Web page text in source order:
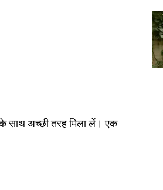
साथ अच्छी तरह मिला लें। एक